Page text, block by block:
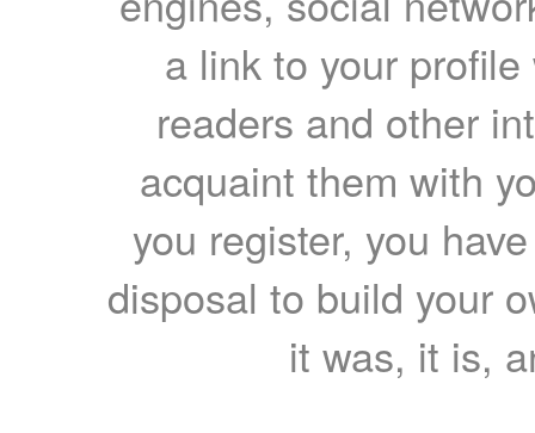
a link to your
readers and other
acquaint them with
you register, you
disposal to build your
it was, it is,